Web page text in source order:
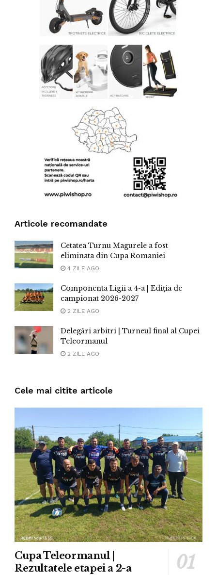
Articole recomandate
Cetatea Turnu Magurele a fost
eliminata din Cupa Romaniei
4 ZILE AGO
Componenta Ligii a 4-a | Ediția de
campionat 2026-2027
2 ZILE AGO
Delegări arbitri | Turneul final al Cupei
Teleormanul
2 ZILE AGO
Cele mai citite articole
Cupa Teleormanul |
Rezultatele etapei a 2-a